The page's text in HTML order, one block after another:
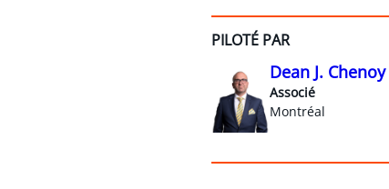
PILOTÉ PAR
Dean J. Chenoy
Associé
Montréal